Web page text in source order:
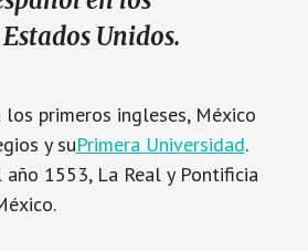
Unidos.
primeros ingleses, México
y suPrimera Universidad.
año 1553, La Real y Pontificia